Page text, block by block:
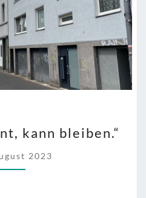
HIER
KANN
BLEIBEN.“
kann bleiben.“
2023